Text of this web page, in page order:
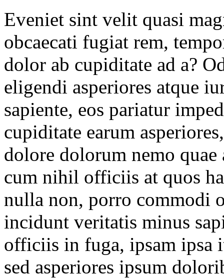
Eveniet sint velit quasi
obcaecati fugiat rem,
dolor ab cupiditate ad a?
eligendi asperiores atque
sapiente, eos pariatur
cupiditate earum
dolore dolorum nemo quae
cum nihil officiis at quos
nulla non, porro commodi
incidunt veritatis minus
officiis in fuga, ipsam ipsa
sed asperiores ipsum